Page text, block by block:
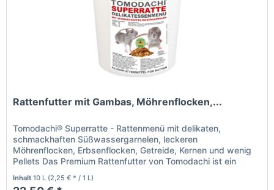
Rattenfutter mit Gambas, Möhrenflocken,...
Tomodachi® Superratte - Rattenmenü mit delikaten,
schmackhaften Süßwassergarnelen, leckeren
Möhrenflocken, Erbsenflocken, Getreide, Kernen und wenig
Pellets Das Premium Rattenfutter von Tomodachi ist ein
Naturprodukt deutscher...
Inhalt10 L (2,25 € * / 1 L)